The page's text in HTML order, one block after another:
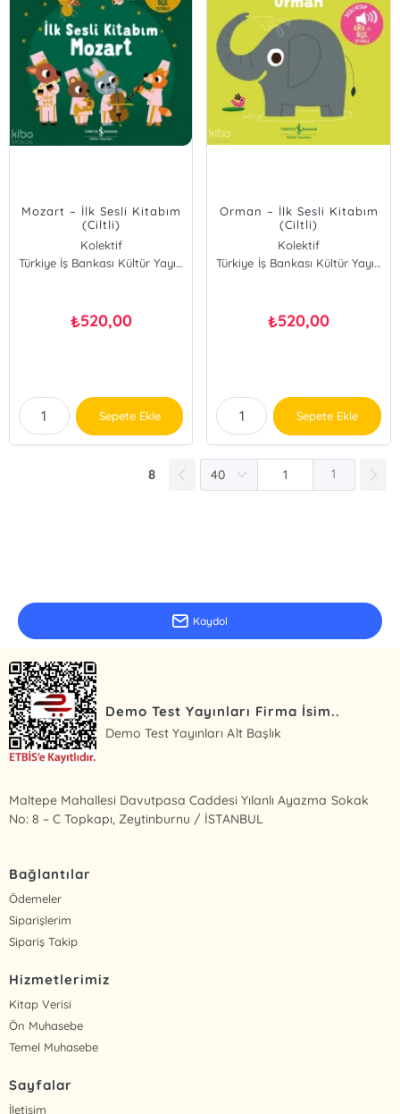
Mozart – İlk Sesli Kitabım
(Ciltli)
Kolektif
Türkiye İş Bankası Kültür Yayınları
₺520,00
Sepete Ekle
Orman – İlk Sesli Kitabım
(Ciltli)
Kolektif
Türkiye İş Bankası Kültür Yayınları
₺520,00
Sepete Ekle
8 1
Kaydol
Demo Test Yayınları Firma İsim..
Demo Test Yayınları Alt Başlık
Maltepe Mahallesi Davutpasa Caddesi Yılanlı Ayazma Sokak
No: 8 – C Topkapı, Zeytinburnu / İSTANBUL
Bağlantılar
Ödemeler
Siparişlerim
Sipariş Takip
Hizmetlerimiz
Kitap Verisi
Ön Muhasebe
Temel Muhasebe
Sayfalar
İletişim